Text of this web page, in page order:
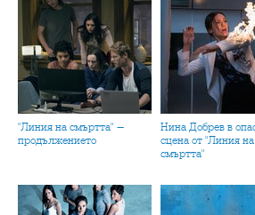
"Линия на смъртта" -
продължението
Нина Добрев в опасна
сцена от "Линия на
смъртта"